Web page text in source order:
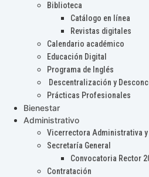
Biblioteca
Catálogo en línea
Revistas digitales
Calendario académico
Educación Digital
Programa de Inglés
Descentralización y
Prácticas Profesionales
Bienestar
Administrativo
Vicerrectora Administrativa y
Secretaría General
Convocatoria Rector
Contratación